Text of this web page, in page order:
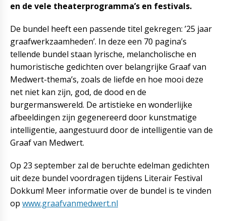
en de vele theaterprogramma’s en festivals.
De bundel heeft een passende titel gekregen: ’25 jaar
graafwerkzaamheden’. In deze een 70 pagina’s
tellende bundel staan lyrische, melancholische en
humoristische gedichten over belangrijke Graaf van
Medwert-thema’s, zoals de liefde en hoe mooi deze
net niet kan zijn, god, de dood en de
burgermanswereld. De artistieke en wonderlijke
afbeeldingen zijn gegenereerd door kunstmatige
intelligentie, aangestuurd door de intelligentie van de
Graaf van Medwert.
Op 23 september zal de beruchte edelman gedichten
uit deze bundel voordragen tijdens Literair Festival
Dokkum! Meer informatie over de bundel is te vinden
op www.graafvanmedwert.nl